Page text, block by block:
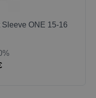
ONE 15-16